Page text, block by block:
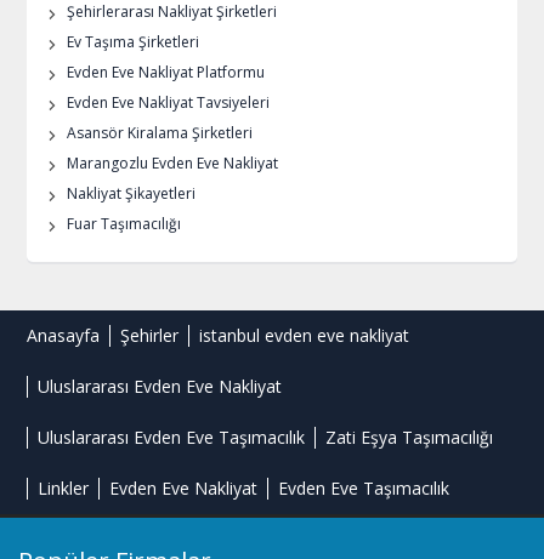
Şehirlerarası Nakliyat Şirketleri
Ev Taşıma Şirketleri
Evden Eve Nakliyat Platformu
Evden Eve Nakliyat Tavsiyeleri
Asansör Kiralama Şirketleri
Marangozlu Evden Eve Nakliyat
Nakliyat Şikayetleri
Fuar Taşımacılığı
Anasayfa Şehirler istanbul evden eve nakliyat
Uluslararası Evden Eve Nakliyat
Uluslararası Evden Eve Taşımacılık Zati Eşya Taşımacılığı
Linkler Evden Eve Nakliyat Evden Eve Taşımacılık